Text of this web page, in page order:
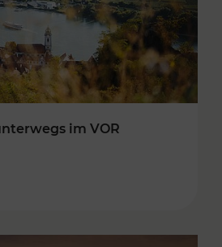
im VOR